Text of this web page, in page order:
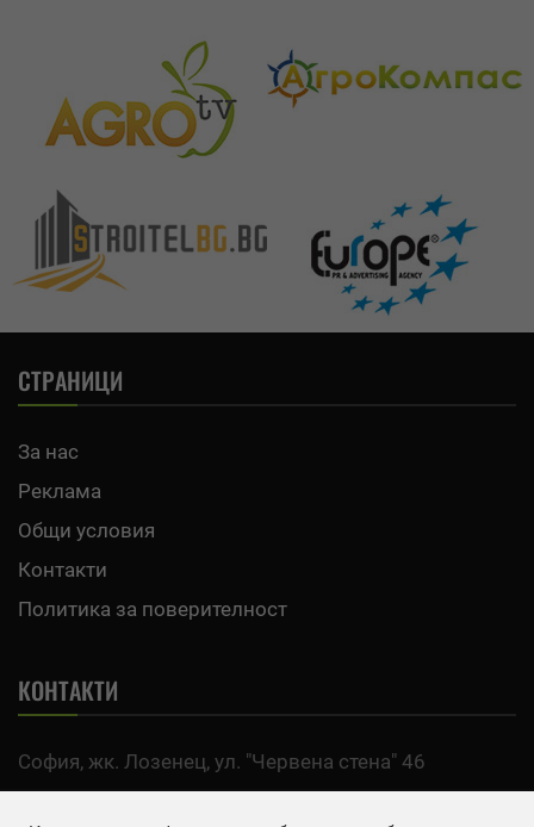
СТРАНИЦИ
За нас
Реклама
Общи условия
Контакти
Политика за поверителност
КОНТАКТИ
София, жк. Лозенец, ул. "Червена стена" 46